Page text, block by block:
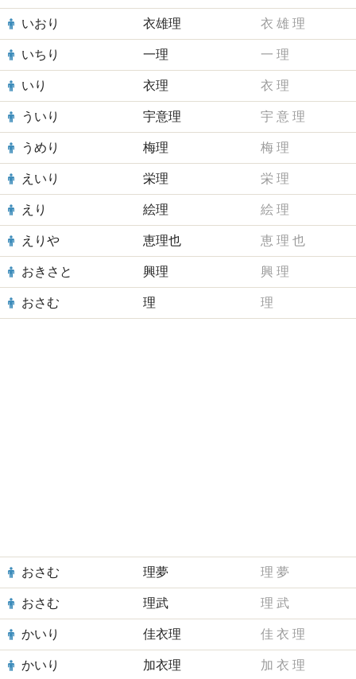
いおり 衣雄理 衣 雄 理
いちり 一理 一 理
いり 衣理 衣 理
ういり 宇意理 宇 意 理
うめり 梅理 梅 理
えいり 栄理 栄 理
えり 絵理 絵 理
えりや 恵理也 恵 理 也
おきさと 興理 興 理
おさむ 理 理
おさむ 理夢 理 夢
おさむ 理武 理 武
かいり 佳衣理 佳 衣 理
かいり 加衣理 加 衣 理